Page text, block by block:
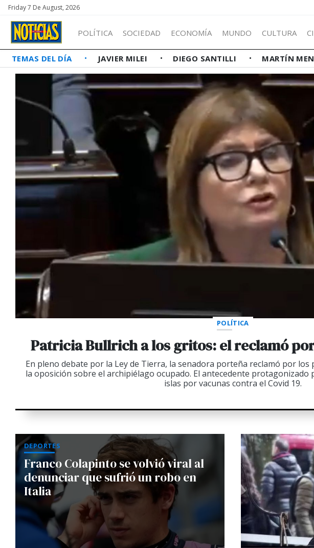
Friday 7 De August, 2026
POLÍTICA SOCIEDAD ECONOMÍA MUNDO CULTURA
TEMAS DEL DÍA JAVIER MILEI DIEGO SANTILLI MARTÍN
POLÍTICA
Patricia Bullrich a los gritos: el reclamó
En pleno debate por la Ley de Tierra, la senadora porteña reclamó por
la oposición sobre el archipiélago ocupado. El antecedente
islas por vacunas contra el Covid 19.
DEPORTES
Franco Colapinto se volvió viral al
denunciar que sufrió un robo en
Italia